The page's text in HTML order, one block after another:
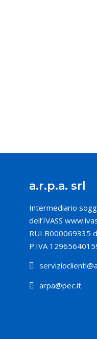
a.r.p.a. srl
Intermediario
dell’IVASS
RUI B000069335
P.IVA
arpa@pec.it